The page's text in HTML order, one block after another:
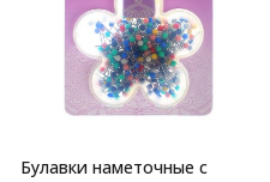
Булавки наметочные с